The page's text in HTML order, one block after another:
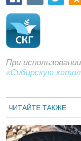
При
«Сибирскую
ЧИТАЙТЕ ТАКЖЕ